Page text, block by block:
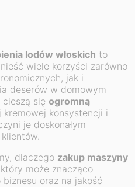
lodów włoskich to
wiele korzyści zarówno
jak i
deserów w domowym
cieszą się ogromną
kremowej konsystencji i
je doskonałym
dlaczego zakup maszyny
może znacząco
oraz na jakość